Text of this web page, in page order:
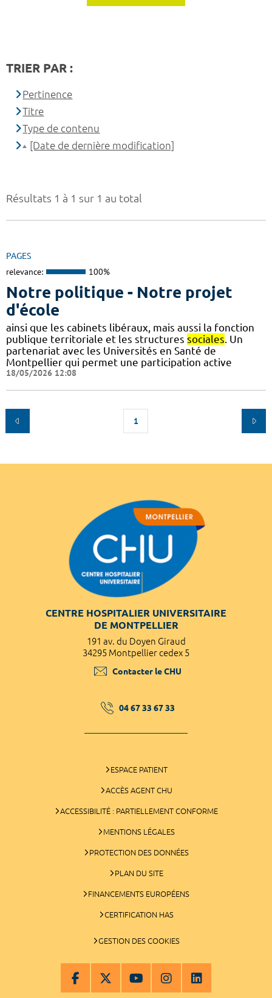
Résultats 1 à 1 sur 1 au total
PAGES
relevance: 100%
Notre politique - Notre projet
d'école
ainsi que les cabinets libéraux, mais aussi la fonction
publique territoriale et les structures sociales . Un
partenariat avec les Universités en Santé de
Montpellier qui permet une participation active
18/05/2026 12:08
1
TRIER PAR :
Pertinence
Titre
Type de contenu
[Date de dernière modification]
CENTRE HOSPITALIER UNIVERSITAIRE
DE MONTPELLIER
191 av. du Doyen Giraud
34295 Montpellier cedex 5
Contacter le CHU
04 67 33 67 33
ESPACE PATIENT
ACCÈS AGENT CHU
ACCESSIBILITÉ : PARTIELLEMENT CONFORME
MENTIONS LÉGALES
PROTECTION DES DONNÉES
PLAN DU SITE
FINANCEMENTS EUROPÉENS
CERTIFICATION HAS
GESTION DES COOKIES